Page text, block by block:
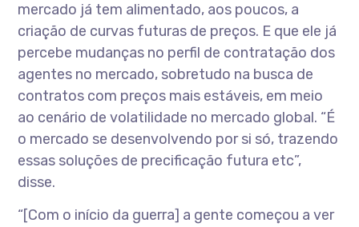
mercado já tem alimentado, aos poucos, a
criação de curvas futuras de preços. E que ele já
percebe mudanças no perfil de contratação dos
agentes no mercado, sobretudo na busca de
contratos com preços mais estáveis, em meio
ao cenário de volatilidade no mercado global. “É
o mercado se desenvolvendo por si só, trazendo
essas soluções de precificação futura etc”,
disse.
“[Com o início da guerra] a gente começou a ver